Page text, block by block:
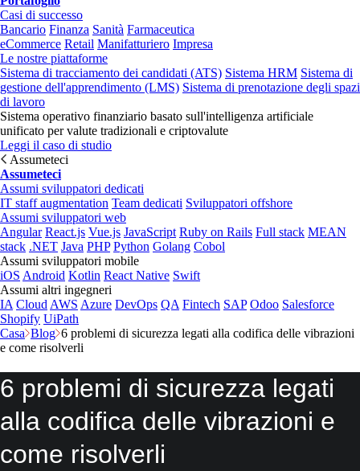
Casi di successo
Bancario Finanza Sanità Farmaceutica
eCommerce Retail Manifatturiero Impresa
Le nostre piattaforme
Sistema di tracciamento dei candidati (ATS) Sistema HRM Sistema di
gestione dell'apprendimento (LMS) Sistema di prenotazione degli spazi
di lavoro
Sistema operativo finanziario basato sull'intelligenza artificiale
unificato per valute tradizionali e criptovalute
Leggi il caso di studio
Assumeteci
Assumeteci
Assumi sviluppatori dedicati
IT staff augmentation Team dedicati Sviluppatori offshore
Assumi sviluppatori web
Angular React.js Vue.js JavaScript Ruby on Rails Full stack MEAN
stack .NET Java PHP Python Golang Cobol
Assumi sviluppatori mobile
iOS Android Kotlin React Native Swift
Assumi altri ingegneri
IA Cloud AWS Azure DevOps QA Fintech SAP Odoo Salesforce
Shopify UiPath
Casa Blog 6 problemi di sicurezza legati alla codifica delle vibrazioni
e come risolverli
6 problemi di sicurezza legati
alla codifica delle vibrazioni e
come risolverli